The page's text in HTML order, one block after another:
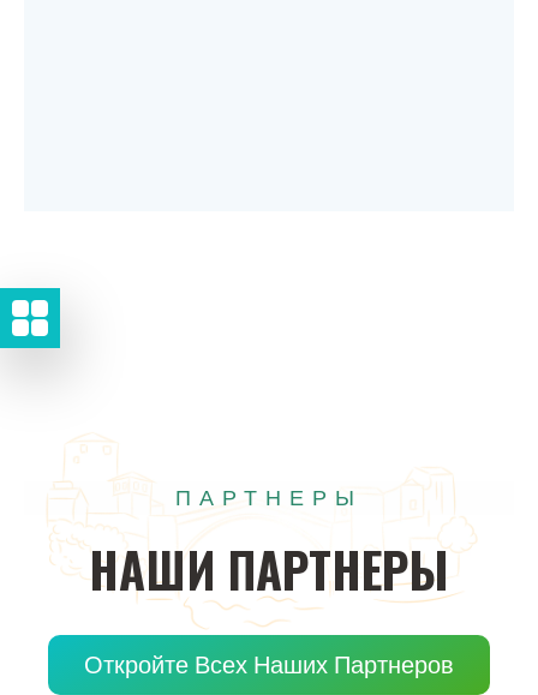
ПАРТНЕРЫ
НАШИ ПАРТНЕРЫ
Откройте Всех Наших Партнеров